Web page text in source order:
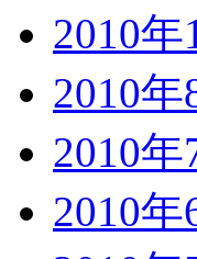
2010年
2010年
2010年
2010年